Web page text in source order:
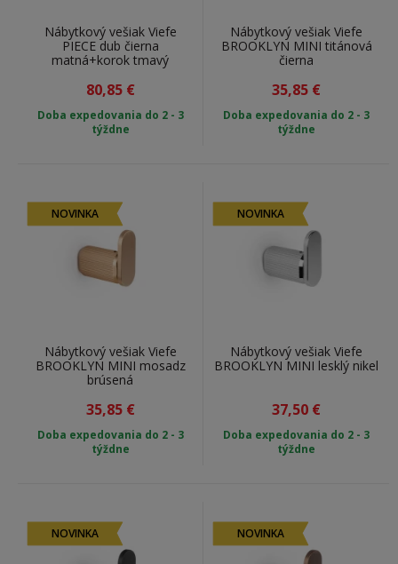
Nábytkový vešiak Viefe
PIECE dub čierna
matná+korok tmavý
80,85 €
Doba expedovania do 2 - 3
týždne
Nábytkový vešiak Viefe
BROOKLYN MINI titánová
čierna
35,85 €
Doba expedovania do 2 - 3
týždne
NOVINKA
Nábytkový vešiak Viefe
BROOKLYN MINI mosadz
brúsená
35,85 €
Doba expedovania do 2 - 3
týždne
NOVINKA
Nábytkový vešiak Viefe
BROOKLYN MINI lesklý nikel
37,50 €
Doba expedovania do 2 - 3
týždne
NOVINKA NOVINKA